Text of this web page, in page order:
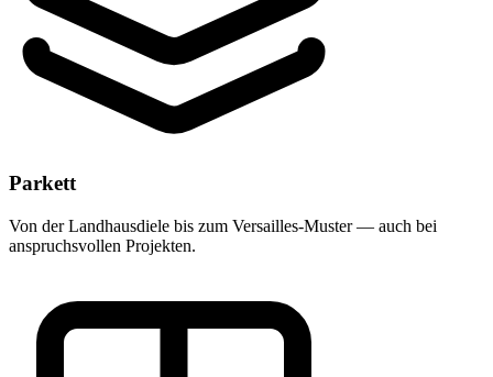
Parkett
Von der Landhausdiele bis zum Versailles-Muster — auch bei
anspruchsvollen Projekten.